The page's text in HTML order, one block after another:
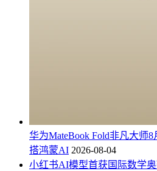
华为MateBook Fold非凡大师
搭鸿蒙AI 2026-08-04
小红书AI模型首获国际数学